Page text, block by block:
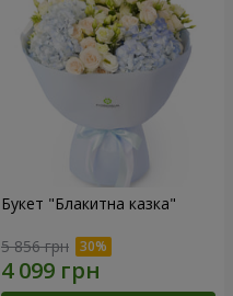
Букет "Блакитна казка"
5 856 грн